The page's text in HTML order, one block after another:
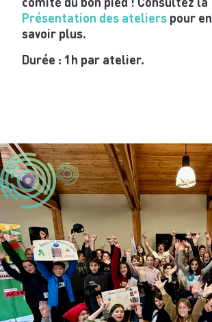
Présentation des ateliers pour en
savoir plus.
Durée : 1h par atelier.